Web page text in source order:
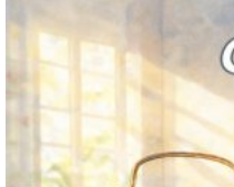
изображения